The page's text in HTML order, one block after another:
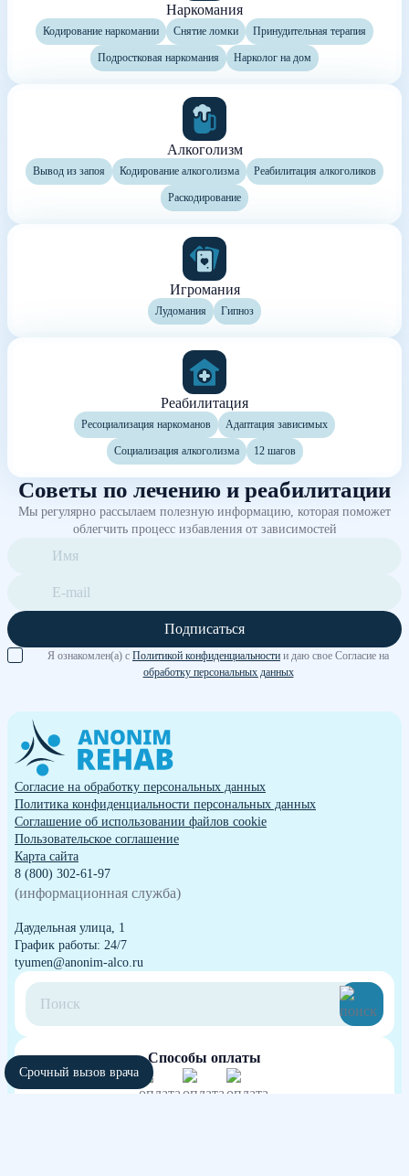
Наркомания
Кодирование наркомании Снятие ломки Принудительная терапия
Подростковая наркомания Нарколог на дом
Алкоголизм
Вывод из запоя Кодирование алкоголизма Реабилитация алкоголиков
Раскодирование
Игромания
Лудомания Гипноз
Реабилитация
Ресоциализация наркоманов Адаптация зависимых
Социализация алкоголизма 12 шагов
Советы по лечению и реабилитации
Мы регулярно рассылаем полезную информацию, которая поможет
облегчить процесс избавления от зависимостей
Подписаться
Я ознакомлен(а) с Политикой конфиденциальности и даю свое Согласие на
обработку персональных данных
Согласие на обработку персональных данных
Политика конфиденциальности персональных данных
Cоглашение об использовании файлов cookie
Пользовательское соглашение
Карта сайта
8 (800) 302-61-97
(информационная служба)
Даудельная улица, 1
График работы: 24/7
tyumen@anonim-alco.ru
Способы оплаты
Срочный вызов врача